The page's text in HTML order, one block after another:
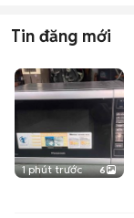
Tin đăng mới
1 phút trước 6